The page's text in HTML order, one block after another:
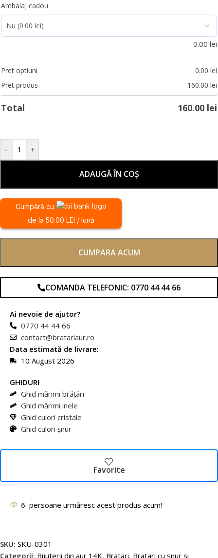
Ambalaj cadou
0.00 lei
Pret optiuni 0.00 lei
Pret produs
160.00 lei
Total 160.00 lei
- +
ADAUGĂ ÎN COȘ
Cumpără cu
de la 50.00 LEI / lună
CUMPARA ACUM
COMANDA TELEFONIC: 0770 44 44 66
Ai nevoie de ajutor?
0770 44 44 66
contact@bratariaur.ro
Data estimată de livrare:
10 August 2026
GHIDURI
Ghid mărimi brățări
Ghid mărimi inele
Ghid culori cristale
Ghid culori șnur
Favorite
6 persoane urmăresc acest produs acum!
SKU: SKU-0301
Categorii: Bijuterii din aur 14K, Bratari, Bratari cu snur si